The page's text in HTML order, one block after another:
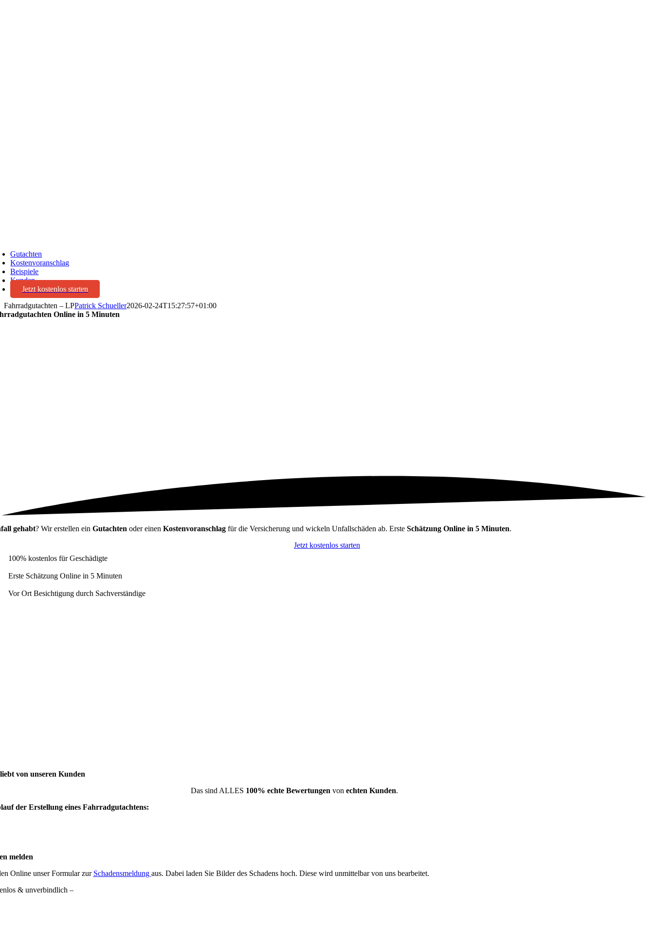
Gutachten
Kostenvoranschlag
Beispiele
Kunden
Jetzt kostenlos starten
Fahrradgutachten – LPPatrick Schueller2026-02-24T15:27:57+01:00
Online in 5 Minuten
gehabt? Wir erstellen einGutachten oder einenKostenvoranschlag für die Versicherung und wickeln Unfallschäden ab. ErsteSchätzung Online in 5 Minuten.
Jetzt kostenlos starten
100% kostenlos für Geschädigte
Erste Schätzung Online in 5 Minuten
Vor Ort Besichtigung durch Sachverständige
von unseren Kunden
Das sind ALLES 100% echte Bewertungen vonechten Kunden.
der Erstellung eines Fahrradgutachtens:
melden
Online unser Formular zur Schadensmeldung aus. Dabei laden Sie Bilder des Schadens hoch. Diese wird unmittelbar von uns bearbeitet.
& unverbindlich –